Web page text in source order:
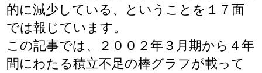
的に減少している、ということを１７面
では報じています。
この記事では、２００２年３月期から４年
間にわたる積立不足の棒グラフが載って